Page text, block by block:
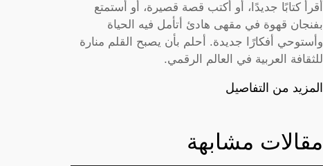
أقرأ كتابًا جديدًا، أو أكتب قصة قصيرة، أو أستمتع
بفنجان قهوة في مقهى هادئ أتأمل فيه الحياة
وأستوحي أفكارًا جديدة. أحلم بأن يصبح القلم منارة
للثقافة العربية في العالم الرقمي.
المزيد من التفاصيل
مقالات مشابهة